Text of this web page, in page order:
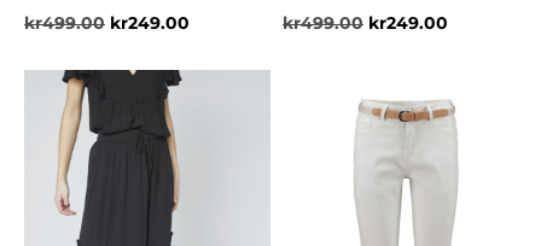
kr499.00 kr249.00 kr499.00 kr249.00